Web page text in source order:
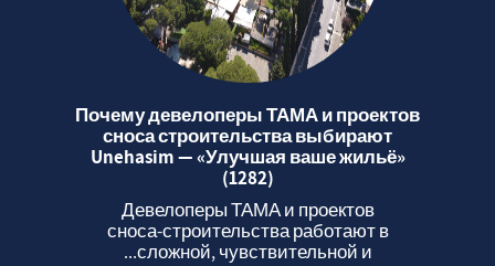
Почему девелоперы ТАМА и проектов
сноса строительства выбирают
Unehasim — «Улучшая ваше жильё»
(1282)
Девелоперы ТАМА и проектов
сноса‑строительства работают в
сложной, чувствительной и...